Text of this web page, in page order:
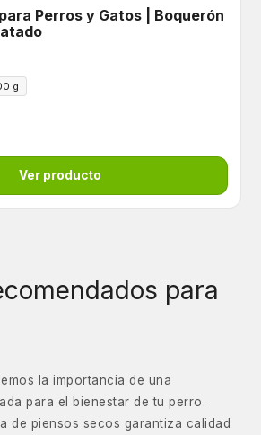
Perros y Gatos | Boquerón
g
Ver producto
para
la importancia de una
para el bienestar de tu perro.
de piensos secos garantiza calidad